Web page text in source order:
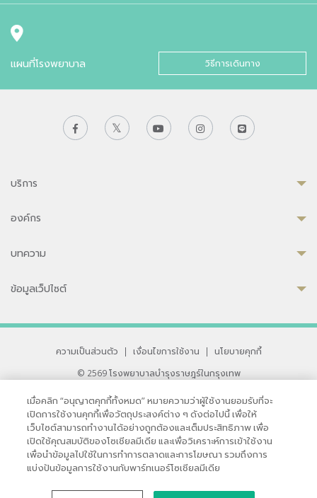
แผนที่โรงพยาบาล วิธีการเดินทาง
บริการ
องค์กร
บทความ
ข้อมูลเว็ปไซต์
ความเป็นส่วนตัว | เงื่อนไขการใช้งาน |
นโยบายคุกกี้
© 2569 โรงพยาบาลบำรุงราษฎร์ในกรุงเทพ
33 สุขุมวิท ซอย 3 เขตวัฒนา กรุงเทพ 10110 ประเทศไทย
หากท่านมีข้อคิดเห็นหรือปัญหาในการใช้เว็บไซต์ของเรา
เมื่อคลิก “อนุญาตคุกกี้ทั้งหมด” หมายความว่าผู้ใช้งานยอมรับที่จะ
เปิดการใช้งานคุกกี้เพื่อวัตถุประสงค์ต่าง ๆ ดังต่อไปนี้ เพื่อให้
เว็บไซต์สามารถทำงานได้อย่างถูกต้องและเต็มประสิทธิภาพ เพื่อ
เปิดใช้คุณสมบัติของโซเชียลมีเดีย และเพื่อวิเคราะห์การเข้าใช้งาน
เพื่อนำข้อมูลไปใช้ในการทำการตลาดและการโฆษณา รวมถึงการ
แบ่งปันข้อมูลการใช้งานกับพาร์ทเนอร์โซเชียลมีเดีย